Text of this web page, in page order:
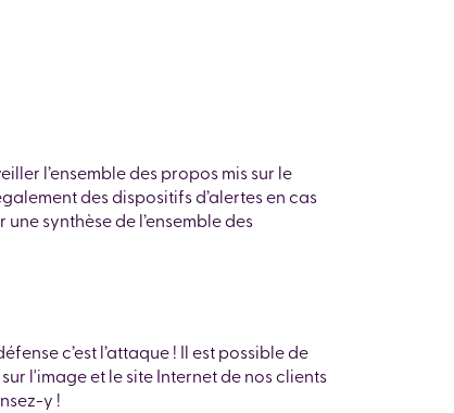
l’ensemble des propos mis sur le
des dispositifs d’alertes en cas
synthèse de l’ensemble des
c’est l’attaque ! Il est possible de
l'image et le site Internet de nos clients
y !